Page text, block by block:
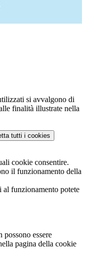
si avvalgono di
finalità illustrate nella
tutti i cookies
cookie consentire.
il funzionamento della
al funzionamento potete
essere
pagina della cookie